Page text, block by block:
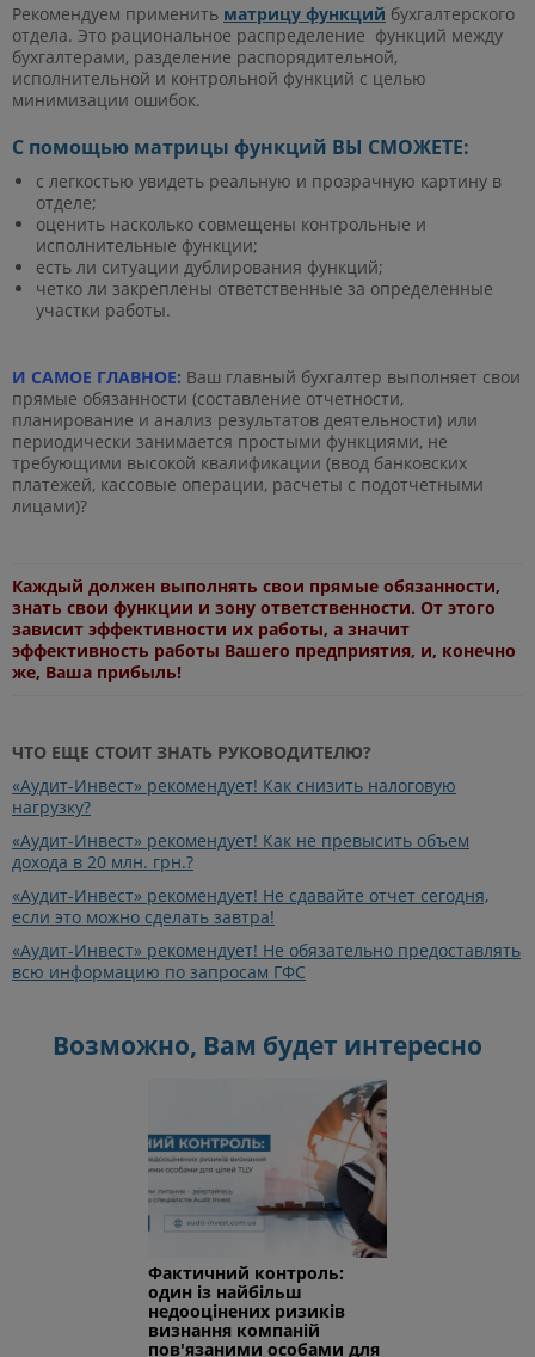
Рекомендуем применить матрицу функций бухгалтерского
отдела. Это рациональное распределение функций между
бухгалтерами, разделение распорядительной,
исполнительной и контрольной функций с целью
минимизации ошибок.
С помощью матрицы функций ВЫ СМОЖЕТЕ:
с легкостью увидеть реальную и прозрачную картину в
отделе;
оценить насколько совмещены контрольные и
исполнительные функции;
есть ли ситуации дублирования функций;
четко ли закреплены ответственные за определенные
участки работы.
И САМОЕ ГЛАВНОЕ: Ваш главный бухгалтер выполняет свои
прямые обязанности (составление отчетности,
планирование и анализ результатов деятельности) или
периодически занимается простыми функциями, не
требующими высокой квалификации (ввод банковских
платежей, кассовые операции, расчеты с подотчетными
лицами)?
Каждый должен выполнять свои прямые обязанности,
знать свои функции и зону ответственности. От этого
зависит эффективности их работы, а значит
эффективность работы Вашего предприятия, и, конечно
же, Ваша прибыль!
ЧТО ЕЩЕ СТОИТ ЗНАТЬ РУКОВОДИТЕЛЮ?
«Аудит-Инвест» рекомендует! Как снизить налоговую
нагрузку?
«Аудит-Инвест» рекомендует! Как не превысить объем
дохода в 20 млн. грн.?
«Аудит-Инвест» рекомендует! Не сдавайте отчет сегодня,
если это можно сделать завтра!
«Аудит-Инвест» рекомендует! Не обязательно предоставлять
всю информацию по запросам ГФС
Возможно, Вам будет интересно
Фактичний контроль:
один із найбільш
недооцінених ризиків
визнання компаній
пов'язаними особами для